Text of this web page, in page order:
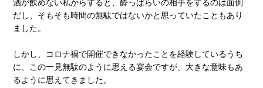
酒が飲めない私からすると、酔っぱらいの相手をするのは面倒
だし、そもそも時間の無駄ではないかと思っていたこともあり
ました。
しかし、コロナ禍で開催できなかったことを経験しているうち
に、この一見無駄のように思える宴会ですが、大きな意味もあ
るように思えてきました。